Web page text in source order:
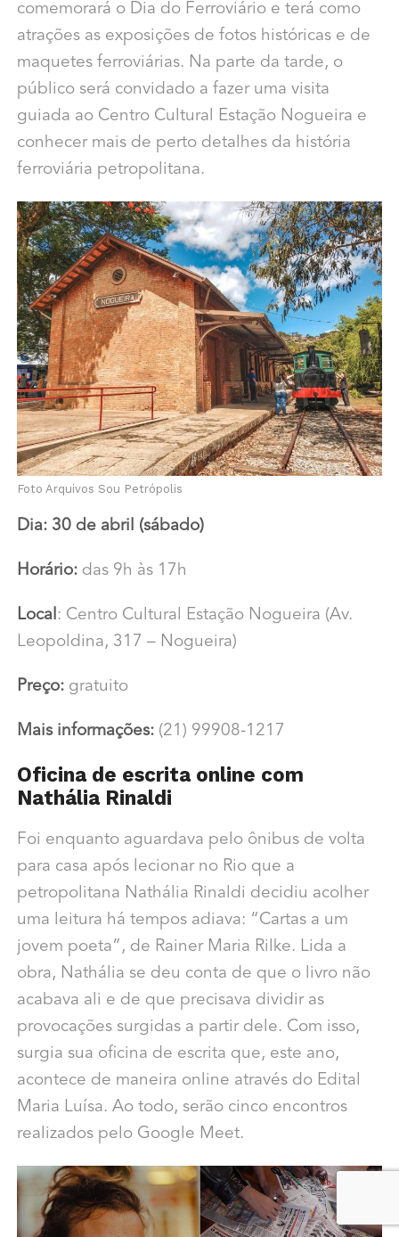
comemorará o Dia do Ferroviário e terá como
atrações as exposições de fotos históricas e de
maquetes ferroviárias. Na parte da tarde, o
público será convidado a fazer uma visita
guiada ao Centro Cultural Estação Nogueira e
conhecer mais de perto detalhes da história
ferroviária petropolitana.
Foto Arquivos Sou Petrópolis
Dia: 30 de abril (sábado)
Horário:das 9h às 17h
Local: Centro Cultural Estação Nogueira (Av.
Leopoldina, 317 – Nogueira)
Preço: gratuito
Mais informações:(21) 99908-1217
Oficina de escrita online com
Nathália Rinaldi
Foi enquanto aguardava pelo ônibus de volta
para casa após lecionar no Rio que a
petropolitana Nathália Rinaldi decidiu acolher
uma leitura há tempos adiava: “Cartas a um
jovem poeta”, de Rainer Maria Rilke. Lida a
obra, Nathália se deu conta de que o livro não
acabava ali e de que precisava dividir as
provocações surgidas a partir dele. Com isso,
surgia sua oficina de escrita que, este ano,
acontece de maneira online através do Edital
Maria Luísa. Ao todo, serão cinco encontros
realizados pelo Google Meet.